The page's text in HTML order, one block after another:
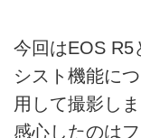
今回はEOS R5
シスト機能に
用して撮影しま
感心したのは